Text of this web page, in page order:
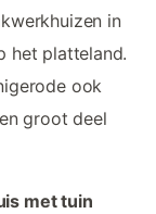
in
het platteland.
ook
groot deel
met tuin